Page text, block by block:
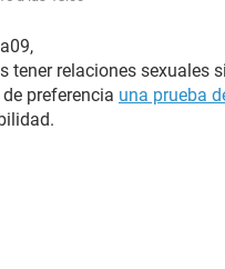
tener relaciones sexuales
preferencia una prueba